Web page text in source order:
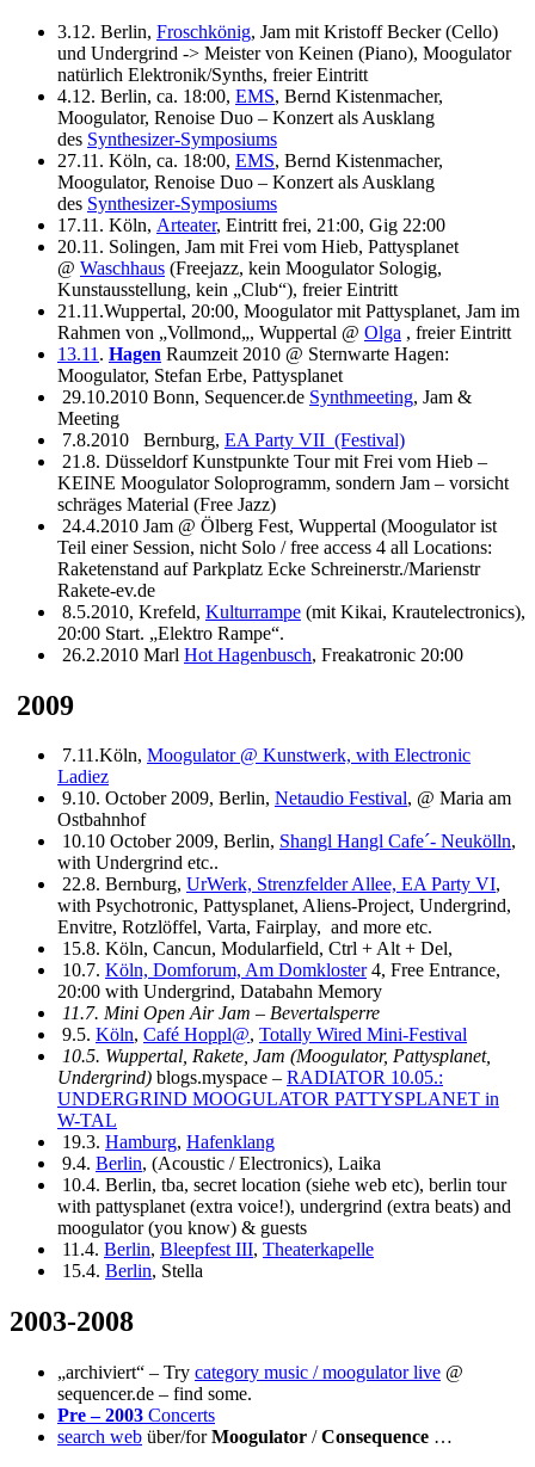
3.12. Berlin, Froschkönig, Jam mit Kristoff Becker (Cello)
und Undergrind -> Meister von Keinen (Piano), Moogulator
natürlich Elektronik/Synths, freier Eintritt
4.12. Berlin, ca. 18:00, EMS, Bernd Kistenmacher,
Moogulator, Renoise Duo – Konzert als Ausklang
des Synthesizer-Symposiums
27.11. Köln, ca. 18:00, EMS, Bernd Kistenmacher,
Moogulator, Renoise Duo – Konzert als Ausklang
des Synthesizer-Symposiums
17.11. Köln, Arteater, Eintritt frei, 21:00, Gig 22:00
20.11. Solingen, Jam mit Frei vom Hieb, Pattysplanet
@ Waschhaus (Freejazz, kein Moogulator Sologig,
Kunstausstellung, kein „Club“), freier Eintritt
21.11.Wuppertal, 20:00, Moogulator mit Pattysplanet, Jam im
Rahmen von „Vollmond„, Wuppertal @ Olga , freier Eintritt
13.11 . Hagen Raumzeit 2010 @ Sternwarte Hagen:
Moogulator, Stefan Erbe, Pattysplanet
29.10.2010 Bonn, Sequencer.de Synthmeeting, Jam &
Meeting
7.8.2010 Bernburg, EA Party VII (Festival)
21.8. Düsseldorf Kunstpunkte Tour mit Frei vom Hieb –
KEINE Moogulator Soloprogramm, sondern Jam – vorsicht
schräges Material (Free Jazz)
24.4.2010 Jam @ Ölberg Fest, Wuppertal (Moogulator ist
Teil einer Session, nicht Solo / free access 4 all Locations:
Raketenstand auf Parkplatz Ecke Schreinerstr./Marienstr
Rakete-ev.de
8.5.2010, Krefeld, Kulturrampe (mit Kikai, Krautelectronics),
20:00 Start. „Elektro Rampe“.
26.2.2010 Marl Hot Hagenbusch, Freakatronic 20:00
2009
7.11.Köln, Moogulator @ Kunstwerk, with Electronic
Ladiez
9.10. October 2009, Berlin, Netaudio Festival, @ Maria am
Ostbahnhof
10.10 October 2009, Berlin, Shangl Hangl Cafe´- Neukölln,
with Undergrind etc..
22.8. Bernburg, UrWerk, Strenzfelder Allee, EA Party VI,
with Psychotronic, Pattysplanet, Aliens-Project, Undergrind,
Envitre, Rotzlöffel, Varta, Fairplay, and more etc.
15.8. Köln, Cancun, Modularfield, Ctrl + Alt + Del,
10.7. Köln, Domforum, Am Domkloster4, Free Entrance,
20:00 with Undergrind, Databahn Memory
11.7. Mini Open Air Jam – Bevertalsperre
9.5. Köln, Café Hoppl@, Totally Wired Mini-Festival
10.5. Wuppertal, Rakete, Jam (Moogulator, Pattysplanet,
Undergrind) blogs.myspace – RADIATOR 10.05.:
UNDERGRIND MOOGULATOR PATTYSPLANET in
W-TAL
19.3. Hamburg, Hafenklang
9.4. Berlin, (Acoustic / Electronics), Laika
10.4. Berlin, tba, secret location (siehe web etc), berlin tour
with pattysplanet (extra voice!), undergrind (extra beats) and
moogulator (you know) & guests
11.4. Berlin, Bleepfest III, Theaterkapelle
15.4. Berlin, Stella
2003-2008
„archiviert“ – Try category music / moogulator live @
sequencer.de – find some.
Pre – 2003 Concerts
search web über/forMoogulator /Consequence …